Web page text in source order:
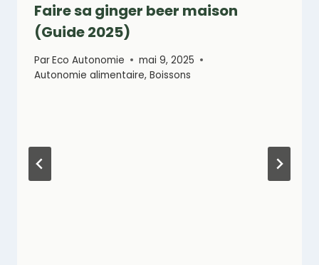
Faire sa ginger beer maison
(Guide 2025)
ParEco Autonomie
mai 9, 2025
Autonomie alimentaire, Boissons